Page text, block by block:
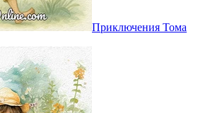
Приключения Тома